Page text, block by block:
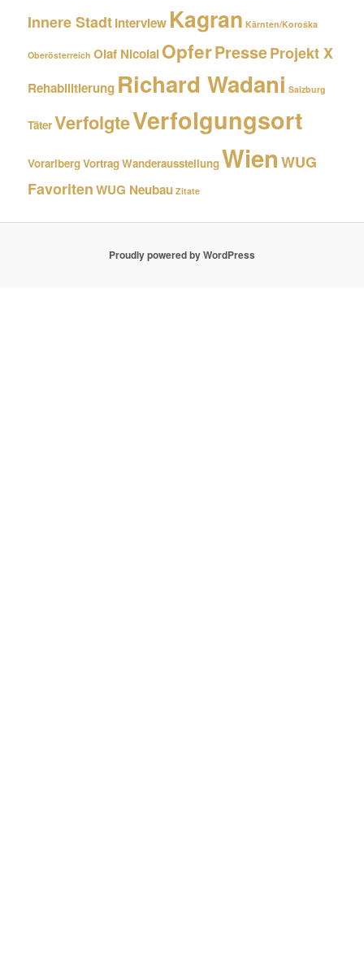
Innere StadtInterview Kagran Kärnten/Koroška
Oberösterreich Olaf NicolaiOpferPresseProjekt X
Rehabilitierung Richard Wadani Salzburg
TäterVerfolgteVerfolgungsort
VorarlbergVortragWanderausstellungWienWUG
FavoritenWUG Neubau Zitate
Proudly powered by WordPress